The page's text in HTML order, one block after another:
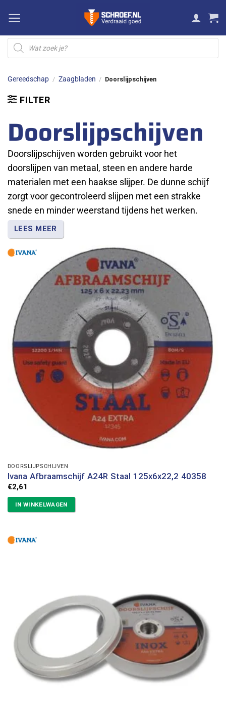
naar
inhoud
Producten
zoeken
Gereedschap / Zaagbladen / Doorslijpschijven
FILTER
Doorslijpschijven
Doorslijpschijven worden gebruikt voor het
doorslijpen van metaal, steen en andere harde
materialen met een haakse slijper. De dunne schijf
zorgt voor gecontroleerd slijpen met een strakke
snede en minder weerstand tijdens het werken.
LEES MEER
Daardoor werk je sneller door en houd je meer
controle bij zaag- en slijpwerk. Ivana levert degelijke
doorslijpschijven voor dagelijks gebruik, terwijl
Flexovit en Carat bekendstaan om constante
slijpprestaties en lange standtijd.
DOORSLIJPSCHIJVEN
Ivana Afbraamschijf A24R Staal 125x6x22,2 40358
€2,61
IN WINKELWAGEN